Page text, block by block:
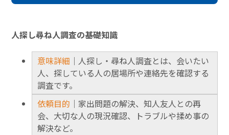
人探し尋ね人調査の基礎知識
意味詳細 ｜人探し・尋ね人調査とは、会いたい
人、探している人の居場所や連絡先を確認する
調査です。
依頼目的 ｜家出問題の解決、知人友人との再
会、大切な人の現況確認、トラブルや揉め事の
解決など。